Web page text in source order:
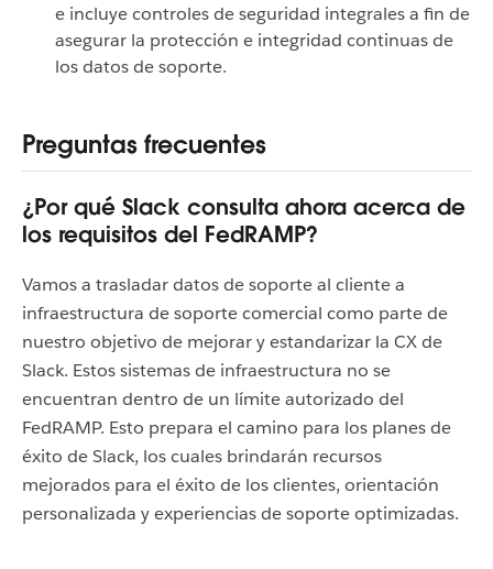
e incluye controles de seguridad integrales a fin de
asegurar la protección e integridad continuas de
los datos de soporte.
Preguntas frecuentes
¿Por qué Slack consulta ahora acerca de
los requisitos del FedRAMP?
Vamos a trasladar datos de soporte al cliente a
infraestructura de soporte comercial como parte de
nuestro objetivo de mejorar y estandarizar la CX de
Slack. Estos sistemas de infraestructura no se
encuentran dentro de un límite autorizado del
FedRAMP. Esto prepara el camino para los planes de
éxito de Slack, los cuales brindarán recursos
mejorados para el éxito de los clientes, orientación
personalizada y experiencias de soporte optimizadas.